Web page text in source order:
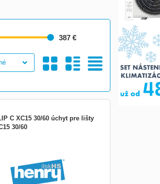
387 €
C XC15 30/60 úchyt pre lišty
30/60